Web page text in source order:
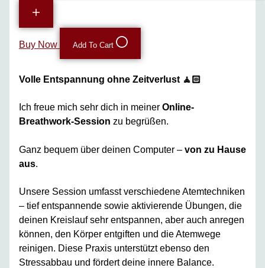
Buy Now Add To Cart
Volle Entspannung ohne Zeitverlust 🧘🏻
Ich freue mich sehr dich in meiner Online-
Breathwork-Session zu begrüßen.
Ganz bequem über deinen Computer – von zu Hause
aus.
Unsere Session umfasst verschiedene Atemtechniken
– tief entspannende sowie aktivierende Übungen, die
deinen Kreislauf sehr entspannen, aber auch anregen
können, den Körper entgiften und die Atemwege
reinigen. Diese Praxis unterstützt ebenso den
Stressabbau und fördert deine innere Balance.